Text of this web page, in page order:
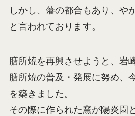
しかし、藩の都合もあり、や
と言われております。
膳所焼を再興させようと、岩
膳所焼の普及・発展に努め、
を築きました。
その際に作られた窯が陽炎園